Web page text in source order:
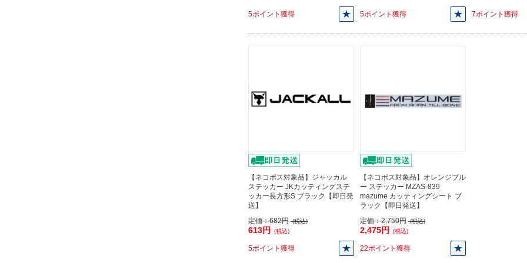
5ポイント獲得 5ポイント獲得 7ポイント獲得
【ネコポス対象品】ジャッカル
ステッカー JKカッティングステ
ッカー長方形S ブラック【即日発
送】
定価：682円 (税込)
613円 (税込)
5ポイント獲得
【ネコポス対象品】オレンジブル
ー ステッカー MZAS-839
mazume カッティングシート ブ
ラック【即日発送】
定価：2,750円 (税込)
2,475円 (税込)
22ポイント獲得